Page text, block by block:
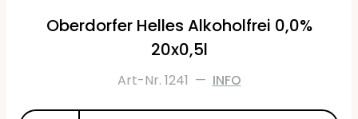
Oberdorfer Helles Alkoholfrei 0,0%
20x0,5l
Art-Nr. 1241 — INFO